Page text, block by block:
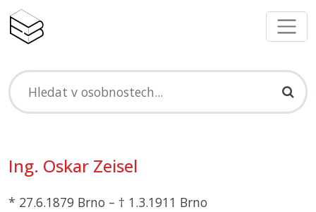
Ing. Oskar Zeisel
* 27.6.1879 Brno – † 1.3.1911 Brno